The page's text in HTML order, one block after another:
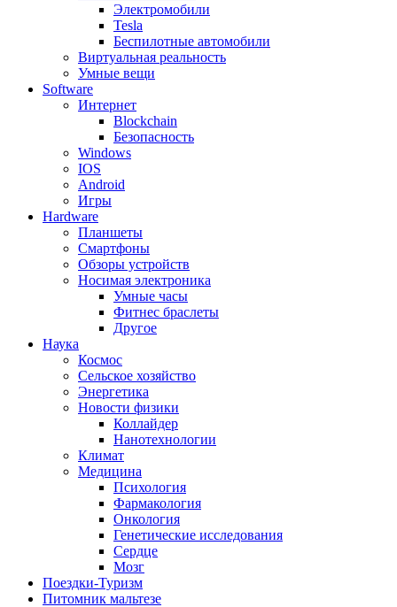
Электромобили
Tesla
Беспилотные автомобили
Виртуальная реальность
Умные вещи
Software
Интернет
Blockchain
Безопасность
Windows
IOS
Android
Игры
Hardware
Планшеты
Смартфоны
Обзоры устройств
Носимая электроника
Умные часы
Фитнес браслеты
Другое
Наука
Космос
Сельское хозяйство
Энергетика
Новости физики
Коллайдер
Нанотехнологии
Климат
Медицина
Психология
Фармакология
Онкология
Генетические исследования
Сердце
Мозг
Поездки-Туризм
Питомник мальтезе